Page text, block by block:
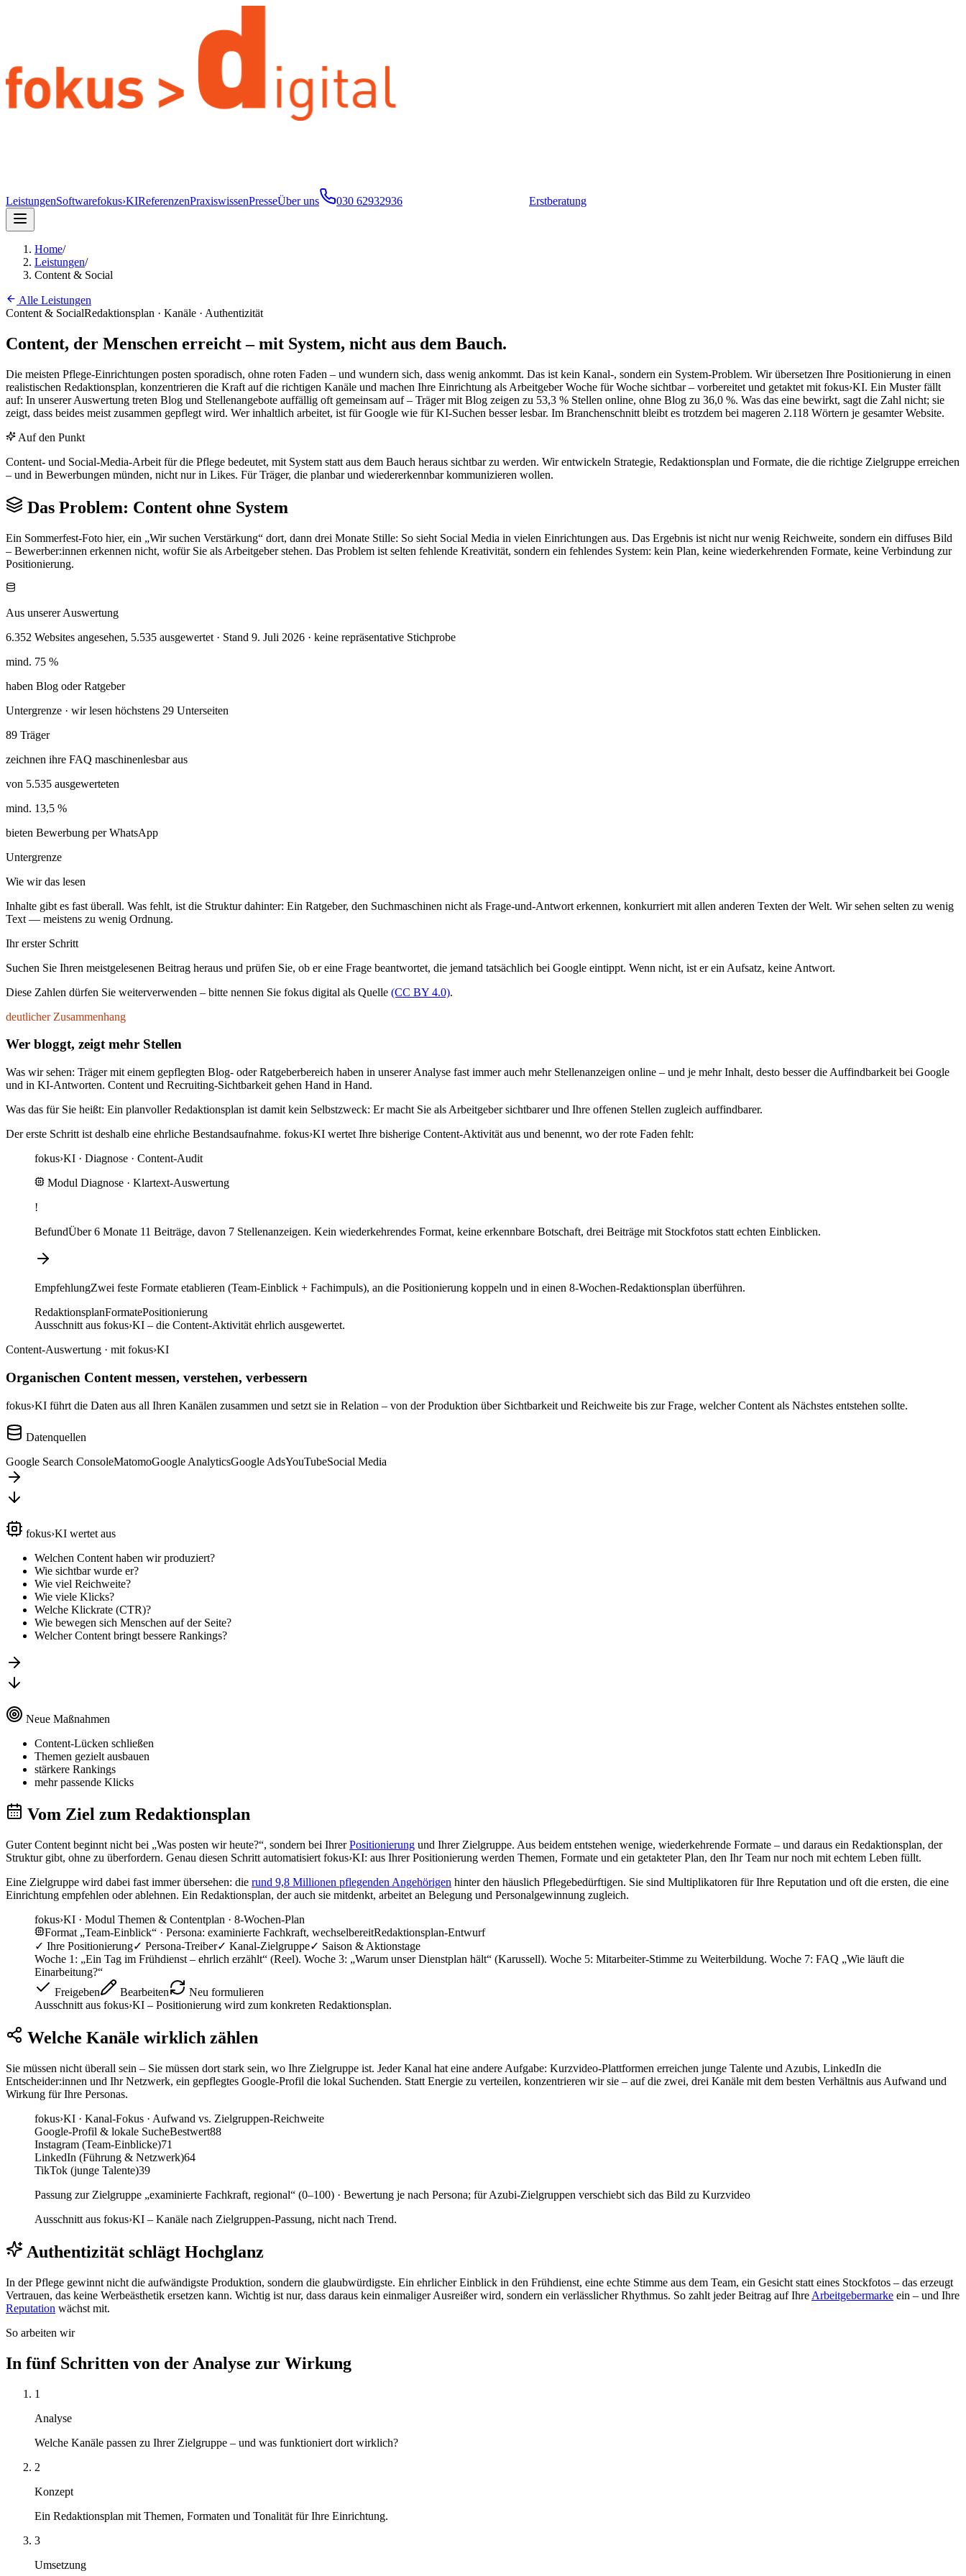
LeistungenSoftwarefokus›KIReferenzenPraxiswissenPresseÜber uns 030 62932936 Erstberatung
Home/
Leistungen/
Content & Social
Alle Leistungen
Content & SocialRedaktionsplan · Kanäle · Authentizität
Content, der Menschen erreicht –mit System, nicht aus dem Bauch.
Die meisten Pflege-Einrichtungen posten sporadisch, ohne roten Faden – und wundern sich, dass wenig ankommt. Das ist kein Kanal-, sondern ein System-Problem. Wir übersetzen Ihre Positionierung in einen
realistischen Redaktionsplan, konzentrieren die Kraft auf die richtigen Kanäle und machen Ihre Einrichtung als Arbeitgeber Woche für Woche sichtbar – vorbereitet und getaktet mit fokus›KI. Ein Muster fällt
auf: In unserer Auswertung treten Blog und Stellenangebote auffällig oft gemeinsam auf – Träger mit Blog zeigen zu 53,3 % Stellen online, ohne Blog zu 36,0 %. Was das eine bewirkt, sagt die Zahl nicht; sie
zeigt, dass beides meist zusammen gepflegt wird. Wer inhaltlich arbeitet, ist für Google wie für KI-Suchen besser lesbar. Im Branchenschnitt bleibt es trotzdem bei mageren 2.118 Wörtern je gesamter Website.
Auf den Punkt
Content- und Social-Media-Arbeit für die Pflege bedeutet, mit System statt aus dem Bauch heraus sichtbar zu werden. Wir entwickeln Strategie, Redaktionsplan und Formate, die die richtige Zielgruppe erreichen
– und in Bewerbungen münden, nicht nur in Likes. Für Träger, die planbar und wiedererkennbar kommunizieren wollen.
Das Problem: Content ohne System
Ein Sommerfest-Foto hier, ein „Wir suchen Verstärkung“ dort, dann drei Monate Stille: So sieht Social Media in vielen Einrichtungen aus. Das Ergebnis ist nicht nur wenig Reichweite, sondern ein diffuses Bild
– Bewerber:innen erkennen nicht, wofür Sie als Arbeitgeber stehen. Das Problem ist selten fehlende Kreativität, sondern ein fehlendes System: kein Plan, keine wiederkehrenden Formate, keine Verbindung zur
Positionierung.
Aus unserer Auswertung
6.352 Websites angesehen, 5.535 ausgewertet · Stand 9. Juli 2026 · keine repräsentative Stichprobe
mind. 75 %
haben Blog oder Ratgeber
Untergrenze · wir lesen höchstens 29 Unterseiten
89 Träger
zeichnen ihre FAQ maschinenlesbar aus
von 5.535 ausgewerteten
mind. 13,5 %
bieten Bewerbung per WhatsApp
Untergrenze
Wie wir das lesen
Inhalte gibt es fast überall. Was fehlt, ist die Struktur dahinter: Ein Ratgeber, den Suchmaschinen nicht als Frage-und-Antwort erkennen, konkurriert mit allen anderen Texten der Welt. Wir sehen selten zu wenig
Text — meistens zu wenig Ordnung.
Ihr erster Schritt
Suchen Sie Ihren meistgelesenen Beitrag heraus und prüfen Sie, ob er eine Frage beantwortet, die jemand tatsächlich bei Google eintippt. Wenn nicht, ist er ein Aufsatz, keine Antwort.
Diese Zahlen dürfen Sie weiterverwenden – bitte nennen Sie fokus digital als Quelle (CC BY 4.0).
deutlicher Zusammenhang
Wer bloggt, zeigt mehr Stellen
Was wir sehen: Träger mit einem gepflegten Blog- oder Ratgeberbereich haben in unserer Analyse fast immer auch mehr Stellenanzeigen online – und je mehr Inhalt, desto besser die Auffindbarkeit bei Google
und in KI-Antworten. Content und Recruiting-Sichtbarkeit gehen Hand in Hand.
Was das für Sie heißt: Ein planvoller Redaktionsplan ist damit kein Selbstzweck: Er macht Sie als Arbeitgeber sichtbarer und Ihre offenen Stellen zugleich auffindbarer.
Der erste Schritt ist deshalb eine ehrliche Bestandsaufnahme. fokus›KI wertet Ihre bisherige Content-Aktivität aus und benennt, wo der rote Faden fehlt:
fokus›KI · Diagnose · Content-Audit
Modul Diagnose · Klartext-Auswertung
!
BefundÜber 6 Monate 11 Beiträge, davon 7 Stellenanzeigen. Kein wiederkehrendes Format, keine erkennbare Botschaft, drei Beiträge mit Stockfotos statt echten Einblicken.
EmpfehlungZwei feste Formate etablieren (Team-Einblick + Fachimpuls), an die Positionierung koppeln und in einen 8-Wochen-Redaktionsplan überführen.
RedaktionsplanFormatePositionierung
Ausschnitt aus fokus›KI – die Content-Aktivität ehrlich ausgewertet.
Content-Auswertung · mit fokus›KI
Organischen Content messen, verstehen, verbessern
fokus›KI führt die Daten aus all Ihren Kanälen zusammen und setzt sie in Relation – von der Produktion über Sichtbarkeit und Reichweite bis zur Frage, welcher Content als Nächstes entstehen sollte.
Datenquellen
Google Search ConsoleMatomoGoogle AnalyticsGoogle AdsYouTubeSocial Media
fokus›KI wertet aus
Welchen Content haben wir produziert?
Wie sichtbar wurde er?
Wie viel Reichweite?
Wie viele Klicks?
Welche Klickrate (CTR)?
Wie bewegen sich Menschen auf der Seite?
Welcher Content bringt bessere Rankings?
Neue Maßnahmen
Content-Lücken schließen
Themen gezielt ausbauen
stärkere Rankings
mehr passende Klicks
Vom Ziel zum Redaktionsplan
Guter Content beginnt nicht bei „Was posten wir heute?“, sondern bei IhrerPositionierung und Ihrer Zielgruppe. Aus beidem entstehen wenige, wiederkehrende Formate – und daraus ein Redaktionsplan, der
Struktur gibt, ohne zu überfordern. Genau diesen Schritt automatisiert fokus›KI: aus Ihrer Positionierung werden Themen, Formate und ein getakteter Plan, den Ihr Team nur noch mit echtem Leben füllt.
Eine Zielgruppe wird dabei fast immer übersehen: die rund 9,8 Millionen pflegenden Angehörigen hinter den häuslich Pflegebedürftigen. Sie sind Multiplikatoren für Ihre Reputation und oft die ersten, die eine
Einrichtung empfehlen oder ablehnen. Ein Redaktionsplan, der auch sie mitdenkt, arbeitet an Belegung und Personalgewinnung zugleich.
fokus›KI · Modul Themen & Contentplan · 8-Wochen-Plan
Format „Team-Einblick“ · Persona: examinierte Fachkraft, wechselbereitRedaktionsplan-Entwurf
✓ Ihre Positionierung✓ Persona-Treiber✓ Kanal-Zielgruppe✓ Saison & Aktionstage
Woche 1: „Ein Tag im Frühdienst – ehrlich erzählt“ (Reel). Woche 3: „Warum unser Dienstplan hält“ (Karussell). Woche 5: Mitarbeiter-Stimme zu Weiterbildung. Woche 7: FAQ „Wie läuft die
Einarbeitung?“
Freigeben
Bearbeiten
Neu formulieren
Ausschnitt aus fokus›KI – Positionierung wird zum konkreten Redaktionsplan.
Welche Kanäle wirklich zählen
Sie müssen nicht überall sein – Sie müssen dort stark sein, wo Ihre Zielgruppe ist. Jeder Kanal hat eine andere Aufgabe: Kurzvideo-Plattformen erreichen junge Talente und Azubis, LinkedIn die
Entscheider:innen und Ihr Netzwerk, ein gepflegtes Google-Profil die lokal Suchenden. Statt Energie zu verteilen, konzentrieren wir sie – auf die zwei, drei Kanäle mit dem besten Verhältnis aus Aufwand und
Wirkung für Ihre Personas.
fokus›KI · Kanal-Fokus · Aufwand vs. Zielgruppen-Reichweite
Google-Profil & lokale SucheBestwert88
Instagram (Team-Einblicke)71
LinkedIn (Führung & Netzwerk)64
TikTok (junge Talente)39
Passung zur Zielgruppe „examinierte Fachkraft, regional“ (0–100) · Bewertung je nach Persona; für Azubi-Zielgruppen verschiebt sich das Bild zu Kurzvideo
Ausschnitt aus fokus›KI – Kanäle nach Zielgruppen-Passung, nicht nach Trend.
Authentizität schlägt Hochglanz
In der Pflege gewinnt nicht die aufwändigste Produktion, sondern die glaubwürdigste. Ein ehrlicher Einblick in den Frühdienst, eine echte Stimme aus dem Team, ein Gesicht statt eines Stockfotos – das erzeugt
Vertrauen, das keine Werbeästhetik ersetzen kann. Wichtig ist nur, dass daraus kein einmaliger Ausreißer wird, sondern ein verlässlicher Rhythmus. So zahlt jeder Beitrag auf Ihre Arbeitgebermarke ein – und Ihre
Reputation wächst mit.
So arbeiten wir
In fünf Schritten von der Analyse zur Wirkung
1
Analyse
Welche Kanäle passen zu Ihrer Zielgruppe – und was funktioniert dort wirklich?
2
Konzept
Ein Redaktionsplan mit Themen, Formaten und Tonalität für Ihre Einrichtung.
3
Umsetzung